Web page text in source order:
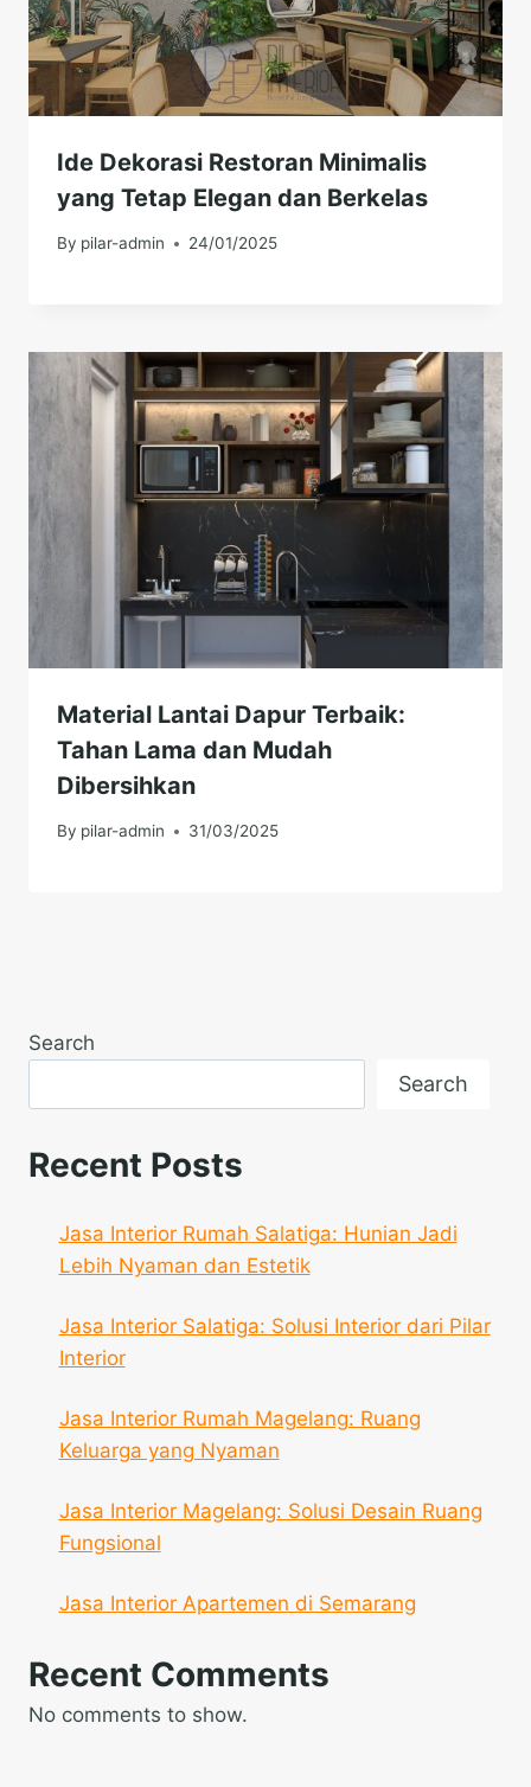
Ide Dekorasi Restoran Minimalis
yang Tetap Elegan dan Berkelas
By pilar-admin 24/01/2025
Material Lantai Dapur Terbaik:
Tahan Lama dan Mudah
Dibersihkan
By pilar-admin 31/03/2025
Search
Search
Recent Posts
Jasa Interior Rumah Salatiga: Hunian Jadi
Lebih Nyaman dan Estetik
Jasa Interior Salatiga: Solusi Interior dari Pilar
Interior
Jasa Interior Rumah Magelang: Ruang
Keluarga yang Nyaman
Jasa Interior Magelang: Solusi Desain Ruang
Fungsional
Jasa Interior Apartemen di Semarang
Recent Comments
No comments to show.